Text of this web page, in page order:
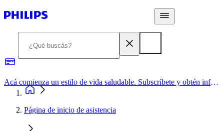
Acá comienza un estilo de vida saludable. Subscríbete y obtén información de primera mano
Página de inicio de asistencia